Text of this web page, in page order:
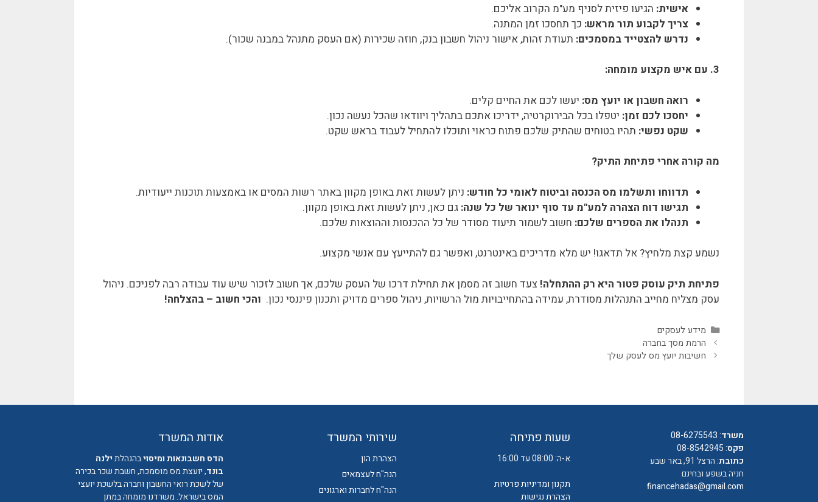
אישית: הגיעו פיזית לסניף מע"מ הקרוב אליכם.
צריך לקבוע תור מראש: כך תחסכו זמן המתנה.
נדרש להצטייד במסמכים: תעודת זהות, אישור ניהול חשבון בנק, חוזה שכירות (אם העסק מתנהל במבנה שכור).
3. עם איש מקצוע מומחה:
רואה חשבון או יועץ מס: יעשו לכם את החיים קלים.
יחסכו לכם זמן: יטפלו בכל הבירוקרטיה, ידריכו אתכם בתהליך ויוודאו שהכל נעשה נכון.
שקט נפשי: תהיו בטוחים שהתיק שלכם פתוח כראוי ותוכלו להתחיל לעבוד בראש שקט.
מה קורה אחרי פתיחת התיק?
תדווחו ותשלמו מס הכנסה וביטוח לאומי כל חודש: ניתן לעשות זאת באופן מקוון באתר רשות המסים או באמצעות תוכנות ייעודיות.
תגישו דוח הצהרה למע"מ עד סוף ינואר של כל שנה: גם כאן, ניתן לעשות זאת באופן מקוון.
תנהלו את הספרים שלכם: חשוב לשמור תיעוד מסודר של כל ההכנסות וההוצאות שלכם.
נשמע קצת מלחיץ? אל תדאגו! יש מלא מדריכים באינטרנט, ואפשר גם להתייעץ עם אנשי מקצוע.
פתיחת תיק עוסק פטור היא רק ההתחלה! צעד חשוב זה מסמן את תחילת דרכו של העסק שלכם, אך חשוב לזכור שיש עוד עבודה רבה לפניכם. ניהול
עסק מצליח מחייב התנהלות מסודרת, עמידה בהתחייבויות מול הרשויות, ניהול ספרים מדויק ותכנון פיננסי נכון. והכי חשוב – בהצלחה!
קטגוריות
מידע לעסקים
הרמת מסך בחברה
חשיבות יועץ מס לעסק שלך
משרד:
08-6275543
פקס: 08-8542945
כתובת: הרצל 91, באר שבע
חניה בשפע ובחינם
financehadas@gmail.com
שעות פתיחה
א-ה: 08:00 עד 16:00
תקנון ומדיניות פרטיות
הצהרת נגישות
שירותי המשרד
הצהרת הון
הנה"ח לעצמאים
הנה"ח לחברות וארגונים
אודות המשרד
הדס חשבונאות ומיסויבהנהלתילנה
בונד, יועצת מס מוסמכת, חשבת שכר בכירה
של לשכת רואי החשבון וחברה בלשכת יועצי
המס בישראל. משרדנו מומחה במתן